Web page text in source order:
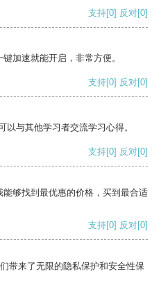
支持[0] 反对[0]
加速就能开启，非常方便。
支持[0] 反对[0]
与其他学习者交流学习心得。
支持[0] 反对[0]
够找到最优惠的价格，买到最合适
支持[0] 反对[0]
带来了无限的隐私保护和安全性保